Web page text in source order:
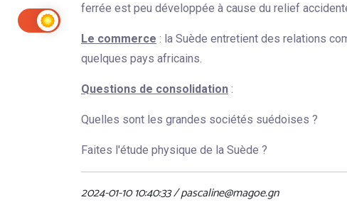
ferrée est peu développée à cause du relief
Le commerce : la Suède entretient des relations
quelques pays africains.
Questions de consolidation :
Quelles sont les grandes sociétés suédoises ?
Faites l'étude physique de la Suède ?
2024-01-10 10:40:33 / pascaline@magoe.gn